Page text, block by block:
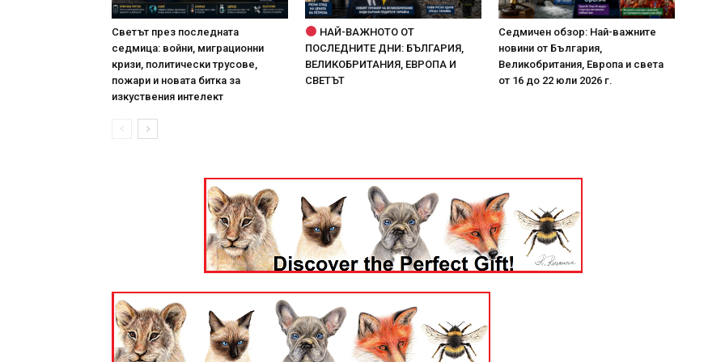
Светът през последната
седмица: войни, миграционни
кризи, политически трусове,
пожари и новата битка за
изкуствения интелект
НАЙ-ВАЖНОТО ОТ
ПОСЛЕДНИТЕ ДНИ: БЪЛГАРИЯ,
ВЕЛИКОБРИТАНИЯ, ЕВРОПА И
СВЕТЪТ
Седмичен обзор: Най-важните
новини от България,
Великобритания, Европа и света
от 16 до 22 юли 2026 г.